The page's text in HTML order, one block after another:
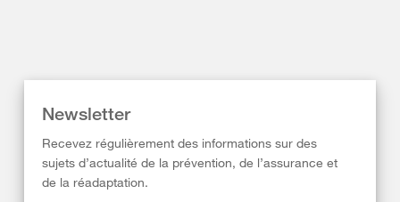
Newsletter
Recevez régulièrement des informations sur des
sujets d’actualité de la prévention, de l’assurance et
de la réadaptation.